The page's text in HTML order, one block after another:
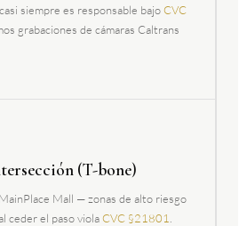
siempre es responsable bajoCVC
grabaciones de cámaras Caltrans
(T-bone)
Mall — zonas de alto riesgo
ceder el paso violaCVC §21801